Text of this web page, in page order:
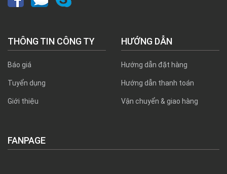
THÔNG TIN CÔNG TY
Báo giá
Tuyển dụng
Giới thiệu
HƯỚNG DẪN
Hướng dẫn đặt hàng
Hướng dẫn thanh toán
Vận chuyển & giao hàng
FANPAGE